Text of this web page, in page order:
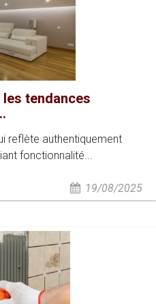
tendances
reflète authentiquement
fonctionnalité...
19/08/2025